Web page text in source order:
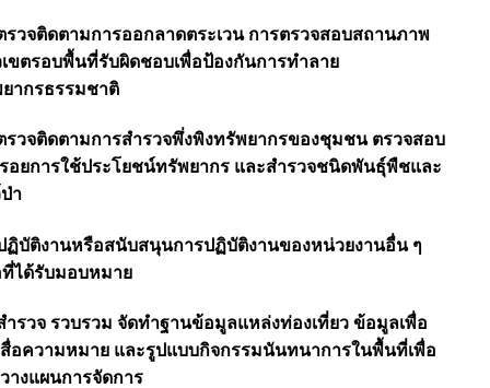
รวจติดตามการออกลาดตระเวน การตรวจสอบสถานภาพ
ขตรอบพื้นที่รับผิดชอบเพื่อป้องกันการทำลาย
ากรธรรมชาติ
รวจติดตามการสำรวจพึ่งพิงทรัพยากรของชุมชน ตรวจสอบ
อยการใช้ประโยชน์ทรัพยากร และสำรวจชนิดพันธุ์พืชและ
า
ฏิบัติงานหรือสนับสนุนการปฏิบัติงานของหน่วยงานอื่น ๆ
ได้รับมอบหมาย
ำรวจ รวบรวม จัดทำฐานข้อมูลแหล่งท่องเที่ยว ข้อมูลเพื่อ
อความหมาย และรูปแบบกิจกรรมนันทนาการในพื้นที่เพื่อ
างแผนการจัดการ